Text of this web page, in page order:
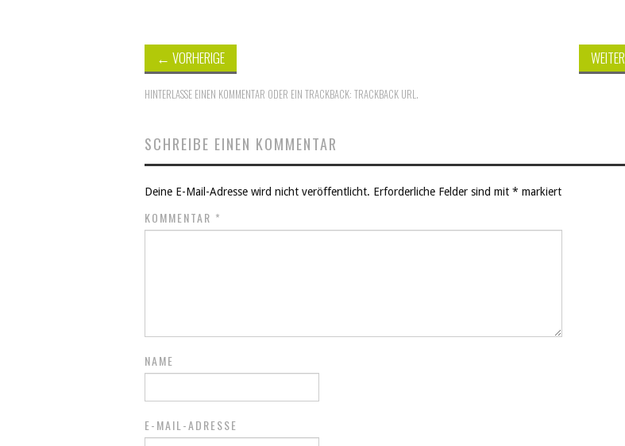
← VORHERIGE WEITER
HINTERLASSE EINEN KOMMENTAR ODER EIN TRACKBACK: TRACKBACK URL .
SCHREIBE EINEN KOMMENTAR
Deine E-Mail-Adresse wird nicht veröffentlicht. Erforderliche Felder sind mit * markiert
KOMMENTAR *
NAME
E-MAIL-ADRESSE